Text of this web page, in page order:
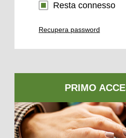
Resta connesso
Recupera password